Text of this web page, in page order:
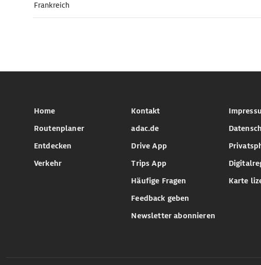
Frankreich
Home
Routenplaner
Entdecken
Verkehr
Kontakt
adac.de
Drive App
Trips App
Häufige Fragen
Feedback geben
Newsletter abonnieren
Karte